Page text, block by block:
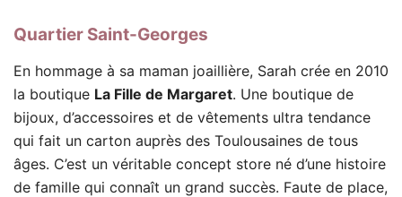
Quartier Saint-Georges
En hommage à sa maman joaillière, Sarah crée en 2010
la boutique La Fille de Margaret. Une boutique de
bijoux, d’accessoires et de vêtements ultra tendance
qui fait un carton auprès des Toulousaines de tous
âges. C’est un véritable concept store né d’une histoire
de famille qui connaît un grand succès. Faute de place,